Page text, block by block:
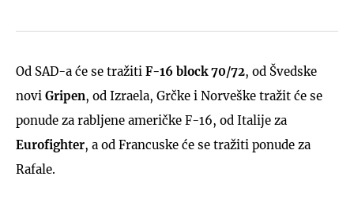
Od SAD-a će se tražiti F-16 block 70/72, od Švedske
novi Gripen, od Izraela, Grčke i Norveške tražit će se
ponude za rabljene američke F-16, od Italije za
Eurofighter, a od Francuske će se tražiti ponude za
Rafale.